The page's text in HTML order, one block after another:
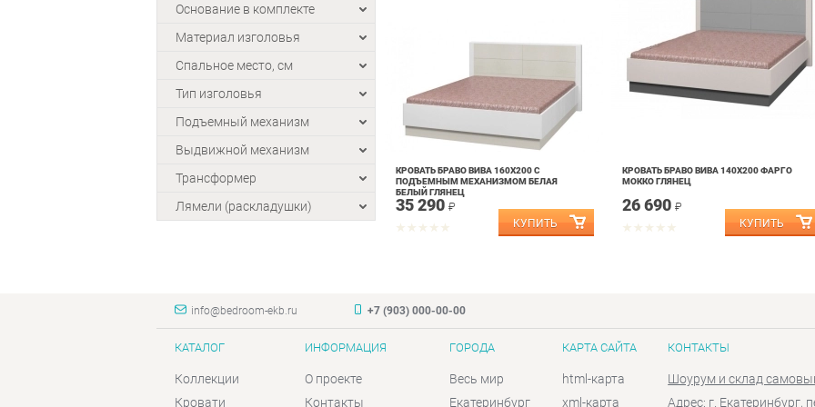
Основание в комплекте
Материал изголовья
Спальное место, см
Тип изголовья
Подъемный механизм
Выдвижной механизм
Трансформер
Лямели (раскладушки)
КРОВАТЬ БРАВО ВИВА 160Х200 С
ПОДЪЕМНЫМ МЕХАНИЗМОМ БЕЛАЯ
БЕЛЫЙ ГЛЯНЕЦ
35 290 ₽
КРОВАТЬ БРАВО ВИВА 140Х200 ФАРГО
МОККО ГЛЯНЕЦ
26 690 ₽
info@bedroom-ekb.ru +7 (903) 000-00-00
КАТАЛОГ
Коллекции
Кровати
ИНФОРМАЦИЯ
О проекте
Контакты
ГОРОДА
Весь мир
Екатеринбург
КАРТА САЙТА
html-карта
xml-карта
КОНТАКТЫ
Шоурум и склад
Адрес: г. Екатеринбург,